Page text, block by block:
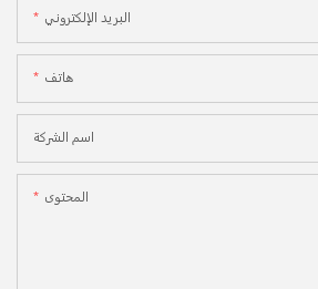
البريد الإلكتروني
هاتف
اسم الشركة
المحتوى